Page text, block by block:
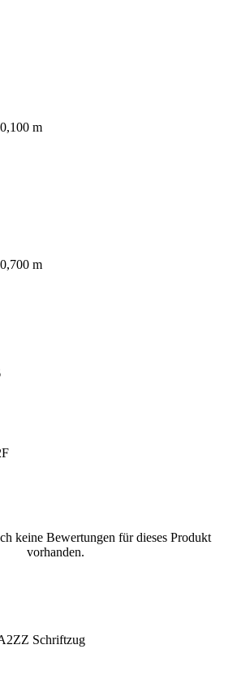
0,100 m
0,700 m
keine Bewertungen für dieses Produkt
vorhanden.